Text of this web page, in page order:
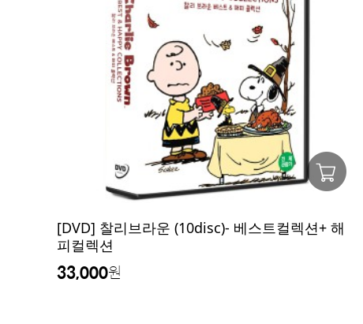
[DVD] 찰리브라운 (10disc)- 베스트컬렉션+ 해
피컬렉션
33,000원